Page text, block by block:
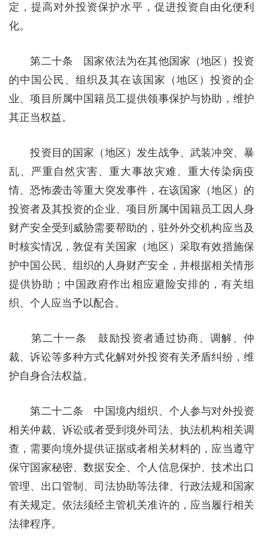
定，提高对外投资保护水平，促进投资自由化便利
化。
第二十条 国家依法为在其他国家（地区）投资
的中国公民、组织及其在该国家（地区）投资的企
业、项目所属中国籍员工提供领事保护与协助，维护
其正当权益。
投资目的国家（地区）发生战争、武装冲突、暴
乱、严重自然灾害、重大事故灾难、重大传染病疫
情、恐怖袭击等重大突发事件，在该国家（地区）的
投资者及其投资的企业、项目所属中国籍员工因人身
财产安全受到威胁需要帮助的，驻外外交机构应当及
时核实情况，敦促有关国家（地区）采取有效措施保
护中国公民、组织的人身财产安全，并根据相关情形
提供协助；中国政府作出相应避险安排的，有关组
织、个人应当予以配合。
第二十一条 鼓励投资者通过协商、调解、仲
裁、诉讼等多种方式化解对外投资有关矛盾纠纷，维
护自身合法权益。
第二十二条 中国境内组织、个人参与对外投资
相关仲裁、诉讼或者受到境外司法、执法机构相关调
查，需要向境外提供证据或者相关材料的，应当遵守
保守国家秘密、数据安全、个人信息保护、技术出口
管理、出口管制、司法协助等法律、行政法规和国家
有关规定。依法须经主管机关准许的，应当履行相关
法律程序。